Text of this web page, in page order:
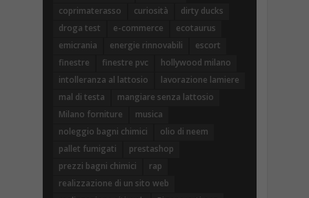
coprimaterasso
curiosità
dirty ducks
droga test
e-commerce
ecotaurus
emicrania
energie rinnovabili
escort
finestre
finestre pvc
hollywood milano
intolleranza al lattosio
lavorazione lamiere
mal di testa
mangiare senza lattosio
Milano forniture
musica
noleggio bagni chimici
olio di neem
pallet fumigati
prestashop
prezzi bagni chimici
rap
realizzazione di un sito web